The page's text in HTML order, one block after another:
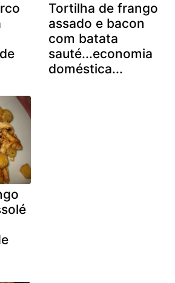
Tortilha de frango
assado e bacon
com batata
sauté...economia
doméstica...